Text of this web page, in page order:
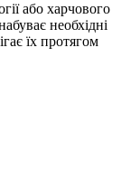
або харчового
необхідні
їх протягом